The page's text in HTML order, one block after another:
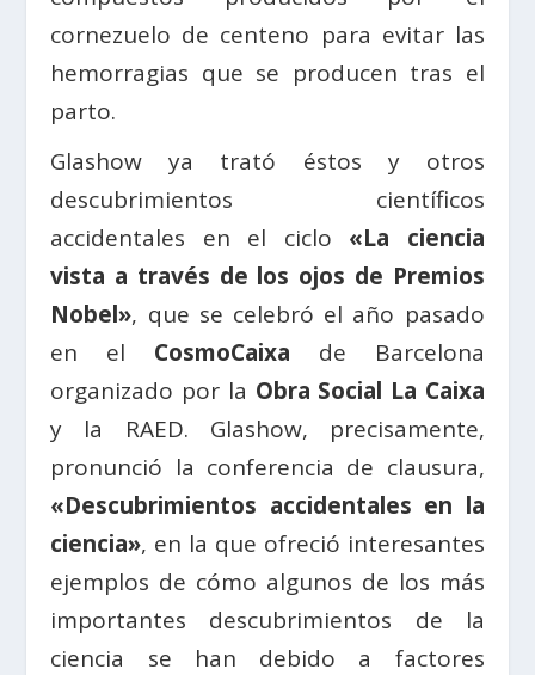
cornezuelo de centeno para evitar las
hemorragias que se producen tras el
parto.
Glashow ya trató éstos y otros
descubrimientos científicos
accidentales en el ciclo «La ciencia
vista a través de los ojos de Premios
Nobel», que se celebró el año pasado
en el CosmoCaixa de Barcelona
organizado por la Obra Social La Caixa
y la RAED. Glashow, precisamente,
pronunció la conferencia de clausura,
«Descubrimientos accidentales en la
ciencia», en la que ofreció interesantes
ejemplos de cómo algunos de los más
importantes descubrimientos de la
ciencia se han debido a factores